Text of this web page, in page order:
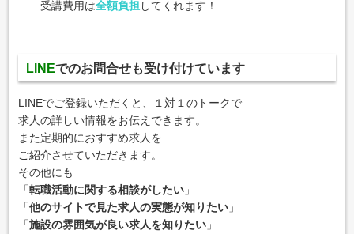
受講費用は全額負担 してくれます！
LINEでのお問合せも受け付けています
LINEでご登録いただくと、１対１のトークで
求人の詳しい情報をお伝えできます。
また定期的におすすめ求人を
ご紹介させていただきます。
その他にも
「転職活動に関する相談がしたい 」
「他のサイトで見た求人の実態が知りたい 」
「施設の雰囲気が良い求人を知りたい 」